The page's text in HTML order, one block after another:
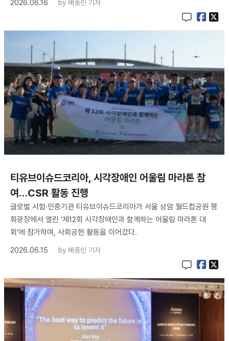
2026.06.16 by 배종인 기자
티유브이슈드코리아, 시각장애인 어울림 마라톤 참
여…CSR 활동 진행
글로벌 시험·인증기관 티유브이슈드코리아가 서울 상암 월드컵공원 평
화광장에서 열린 ‘제12회 시각장애인과 함께하는 어울림 마라톤 대
회’에 참가하며, 사회공헌 활동을 이어갔다.
2026.06.15
by 배종인 기자